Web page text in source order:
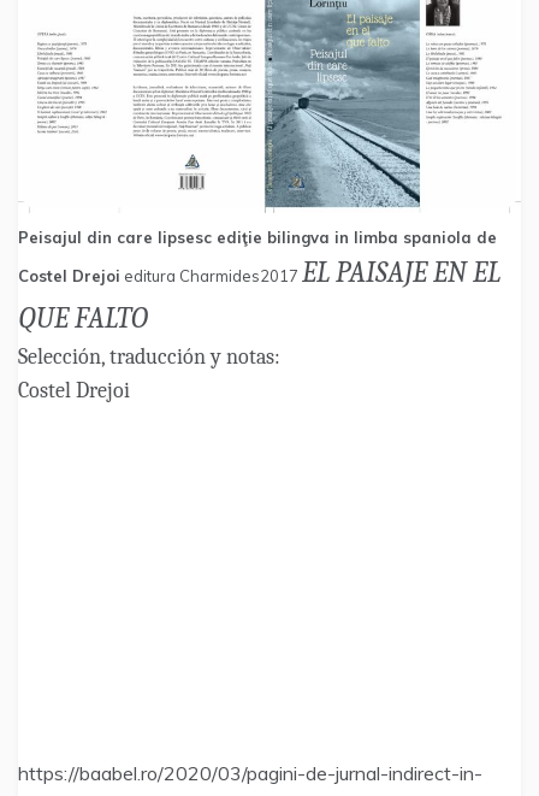
Peisajul din care lipsesc ediţie bilingva in limba spaniola de
Costel Drejoi editura Charmides2017 EL PAISAJE EN EL
QUE FALTO
Selección, traducción y notas:
Costel Drejoi
https://baabel.ro/2020/03/pagini-de-jurnal-indirect-in-